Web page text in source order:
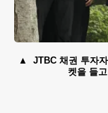
JTBC 채권 투자
켓을 들